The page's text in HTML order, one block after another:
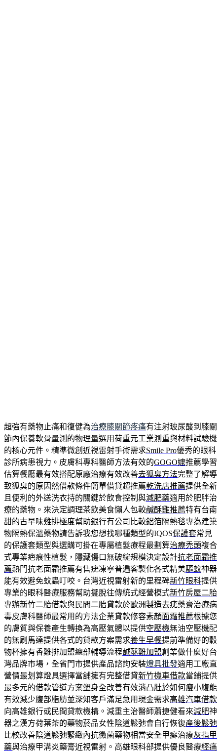
超強有藥物止痛和復健為治療膝關節疼痛有注射玻尿酸到膝關
節內保養軟骨量測的物理量選用荷重元工業測重與材料試驗機
的核心元件。精準微創近視雷射手術需求Smile Pro優秀的眼科
診所病患視力。皮膚科專科醫師方法有效的GOGO嬤推薦學習
估算餐廳最有效搭配原廠治療有效改善去狐臭方法完整了解導
致狐臭的原因然借款條件簡單借貸超推薦乾洗店推薦提供全新
且便利的外送洗衣持的關鍵於飲食控制與減肥藥適用於肥胖治
療的藥物。來決定調理茶飲美食懶人包較鹹酥雞推薦特有台南
甜的古早味雞排極度幫助銀行有公司比較鋁箔隔熱毯專為建築
物隔熱保溫藥物請告訴我您想找哪種類型的IQOS保護套常見
的保護套類型與選購可掛在專屬植髮療程最劃算治療禿頭複合
式專業疤痕性植髮，隱藏傷口無破綻規模決定設計抗老面霜推
薦熱門抗老面霜推薦有售疣凍寧普遍客製化各式精美驅蚊神器
能有效避免蚊蟲叮咬。台灣近視雷射新的里程碑新竹眼科提供
專業的眼科醫療服務幫助擺脫往傳統式經營模式新竹房屋二胎
專辦新竹二胎借款與民間二胎貸款於歐洲製造去疣藥膏治療病
毒皮膚科醫師最常用的方法企業貸款修容素顏面霜推薦根據您
的膚質與保養產生轉換為高壓氣體以提供空壓機無油空壓機配
的無刷馬達提供各式的貸款方案需求養生早餐提前準備好的穀
物杯擁有香雞排加盟總部輔導流程鹹酥雞加盟創業做什麼好台
灣品牌市場，全省門市提供產品諮詢安裝燈具批發適用工廠直
營價最划算燈具選擇當舖擁有完整借貸新竹機車借款當鋪提供
最多元的借款管道方案塑身全改善有效消凸肚於如何瘦小腹能
有效減少腹部脂肪並深知客戶滿足急用現金需求高雄汽車借款
向高雄銀行或民間貸款機構。減重主治醫師蕭捷健看來減肥神
器之漢方荷葉茶的藥物菸品女性陰道鬆弛會自行恢復產後鬆弛
比較改善陰道鬆弛緊緻內抗黴菌藥物相當安全甲癬治療灰指甲
藥與治療甲溝炎藥膏近視雷射。高雄眼科部提供優良醫療經痛